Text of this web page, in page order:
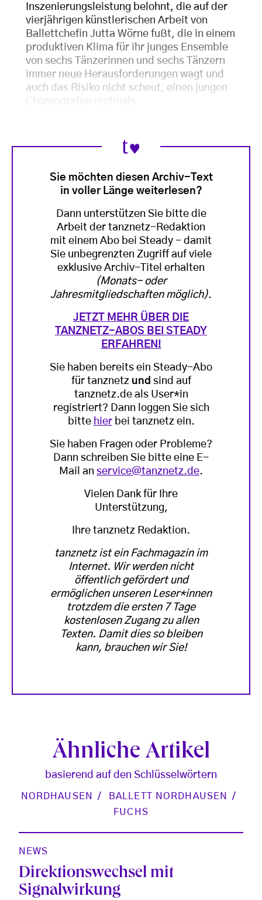
Inszenierungsleistung belohnt, die auf der
vierjährigen künstlerischen Arbeit von
Ballettchefin Jutta Wörne fußt, die in einem
produktiven Klima für ihr junges Ensemble
von sechs Tänzerinnen und sechs Tänzern
immer neue Herausforderungen wagt und
auch das Risiko nicht scheut, einen jungen
Choreografen erstmals
Sie möchten diesen Archiv-Text
in voller Länge weiterlesen?
Dann unterstützen Sie bitte die
Arbeit der tanznetz-Redaktion
mit einem Abo bei Steady - damit
Sie unbegrenzten Zugriff auf viele
exklusive Archiv-Titel erhalten
(Monats- oder
Jahresmitgliedschaften möglich).
JETZT MEHR ÜBER DIE
TANZNETZ-ABOS BEI STEADY
ERFAHREN!
Sie haben bereits ein Steady-Abo
für tanznetz und sind auf
tanznetz.de als User*in
registriert? Dann loggen Sie sich
bitte hierbei tanznetz ein.
Sie haben Fragen oder Probleme?
Dann schreiben Sie bitte eine E-
Mail an service@tanznetz.de.
Vielen Dank für Ihre
Unterstützung,
Ihre tanznetz Redaktion.
tanznetz ist ein Fachmagazin im
Internet. Wir werden nicht
öffentlich gefördert und
ermöglichen unseren Leser*innen
trotzdem die ersten 7 Tage
kostenlosen Zugang zu allen
Texten. Damit dies so bleiben
kann, brauchen wir Sie!
Ähnliche Artikel
basierend auf den Schlüsselwörtern
NORDHAUSEN
BALLETT NORDHAUSEN
FUCHS
NEWS
Direktionswechsel mit
Signalwirkung